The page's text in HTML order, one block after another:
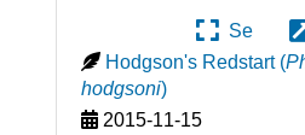
Se
Hodgson's Redstart (
hodgsoni)
2015-11-15